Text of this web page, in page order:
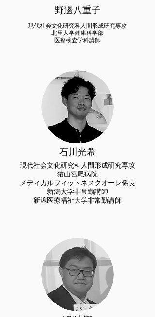
野邊八重子
現代社会文化研究科人間形成研究専攻
北里大学健康科学部
医療検査学科講師
​石川光希
現代社会文化研究科人間形成研究専攻
猫山宮尾病院
メディカルフィットネスクオーレ係長
​新潟大学非常勤講師
​新潟医療福祉大学非常勤講師